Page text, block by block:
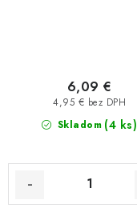
Skladom (4 ks)
4,95 € bez DPH
6,09 €